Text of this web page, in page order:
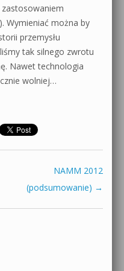
zastosowaniem
Wymieniać można by
przemysłu
tak silnego zwrotu
Nawet technologia
wolniej…
NAMM 2012
(podsumowanie) →